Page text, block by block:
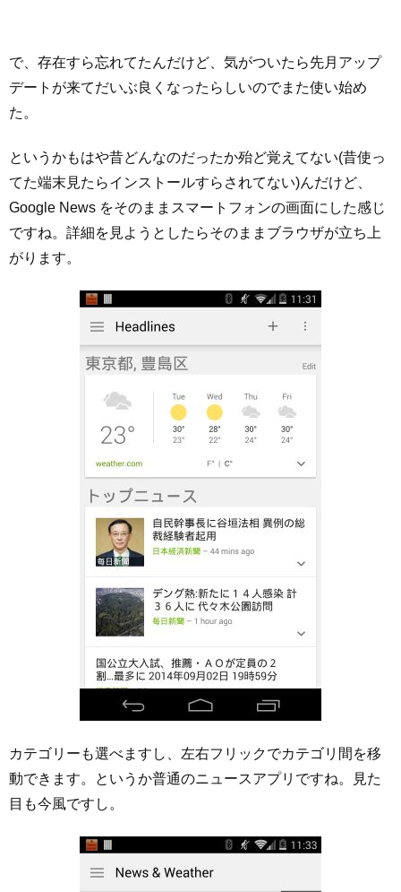
で、存在すら忘れてたんだけど、気がついたら先月アップ
デートが来てだいぶ良くなったらしいのでまた使い始め
た。
というかもはや昔どんなのだったか殆ど覚えてない(昔使っ
てた端末見たらインストールすらされてない)んだけど、
Google News をそのままスマートフォンの画面にした感じ
ですね。詳細を見ようとしたらそのままブラウザが立ち上
がります。
カテゴリーも選べますし、左右フリックでカテゴリ間を移
動できます。というか普通のニュースアプリですね。見た
目も今風ですし。